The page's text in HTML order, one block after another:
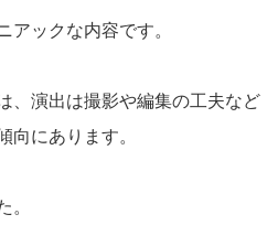
アックな内容です。
、演出は撮影や編集の工夫など
向にあります。
。